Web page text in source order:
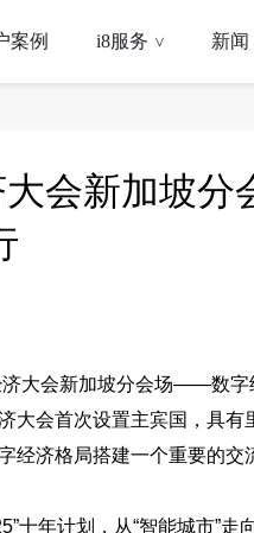
案例 i8服务 > 新闻
大会新加坡
大会新加坡分会场——数字
大会首次设置主宾国，具
经济格局搭建一个重要的交
年计划，从“智能城市”走